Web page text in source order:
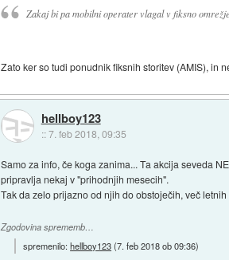
Zakaj bi pa mobilni operater vlagal v fiksno
Zato ker so tudi ponudnik fiksnih storitev (AMIS), in
hellboy123
::7. feb 2018, 09:35
Samo za info, če koga zanima... Ta akcija seveda
pripravlja nekaj v "prihodnjih mesecih".
Tak da zelo prijazno od njih do obstoječih, več letnih
Zgodovina sprememb…
spremenilo:hellboy123(7. feb 2018 ob 09:36)